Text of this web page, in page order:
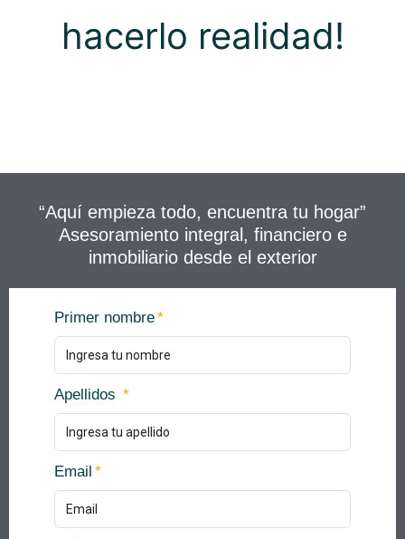
hacerlo realidad!
“Aquí empieza todo, encuentra tu hogar”
Asesoramiento integral, financiero e
inmobiliario desde el exterior
Primer nombre
Apellidos
Email